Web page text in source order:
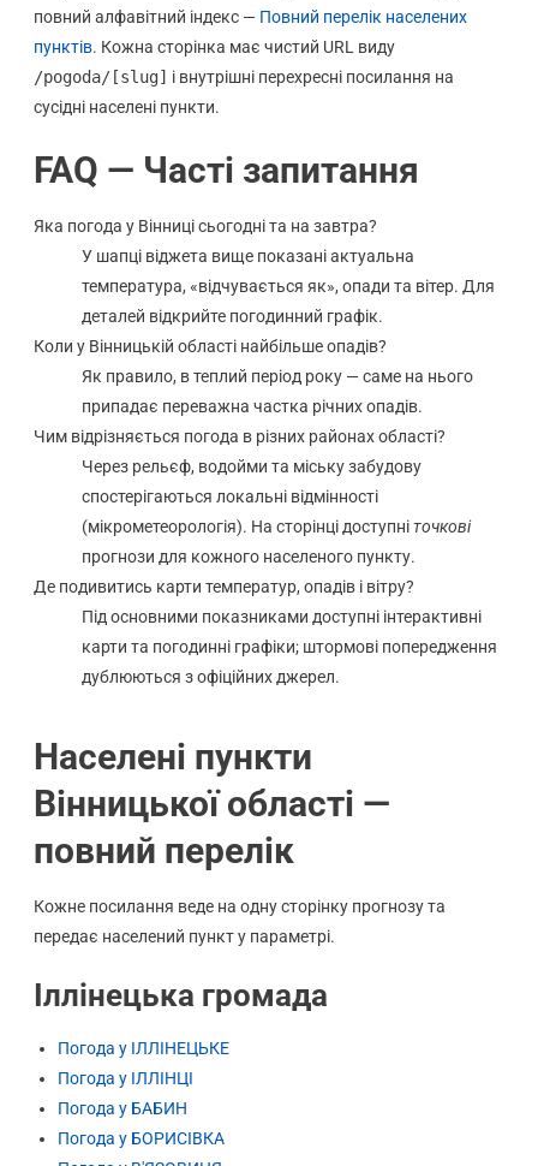
повний алфавітний індекс — Повний перелік населених
пунктів. Кожна сторінка має чистий URL виду
/pogoda/[slug] і внутрішні перехресні посилання на
сусідні населені пункти.
FAQ — Часті запитання
Яка погода у Вінниці сьогодні та на завтра?
У шапці віджета вище показані актуальна
температура, «відчувається як», опади та вітер. Для
деталей відкрийте погодинний графік.
Коли у Вінницькій області найбільше опадів?
Як правило, в теплий період року — саме на нього
припадає переважна частка річних опадів.
Чим відрізняється погода в різних районах області?
Через рельєф, водойми та міську забудову
спостерігаються локальні відмінності
(мікрометеорологія). На сторінці доступніточкові
прогнози для кожного населеного пункту.
Де подивитись карти температур, опадів і вітру?
Під основними показниками доступні інтерактивні
карти та погодинні графіки; штормові попередження
дублюються з офіційних джерел.
Населені пункти
Вінницької області —
повний перелік
Кожне посилання веде на одну сторінку прогнозу та
передає населений пункт у параметрі.
Іллінецька громада
Погода у ІЛЛІНЕЦЬКЕ
Погода у ІЛЛІНЦІ
Погода у БАБИН
Погода у БОРИСІВКА